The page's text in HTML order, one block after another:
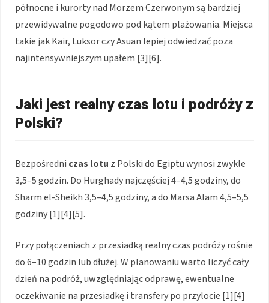
północne i kurorty nad Morzem Czerwonym są bardziej
przewidywalne pogodowo pod kątem plażowania. Miejsca
takie jak Kair, Luksor czy Asuan lepiej odwiedzać poza
najintensywniejszym upałem [3][6].
Jaki jest realny czas lotu i podróży z
Polski?
Bezpośredni czas lotu z Polski do Egiptu wynosi zwykle
3,5–5 godzin. Do Hurghady najczęściej 4–4,5 godziny, do
Sharm el-Sheikh 3,5–4,5 godziny, a do Marsa Alam 4,5–5,5
godziny [1][4][5].
Przy połączeniach z przesiadką realny czas podróży rośnie
do 6–10 godzin lub dłużej. W planowaniu warto liczyć cały
dzień na podróż, uwzględniając odprawę, ewentualne
oczekiwanie na przesiadkę i transfery po przylocie [1][4]